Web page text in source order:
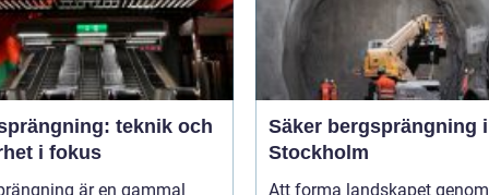
teknik och
i fokus
är en gammal
Säker bergsprängning i
Stockholm
Att forma landskapet genom